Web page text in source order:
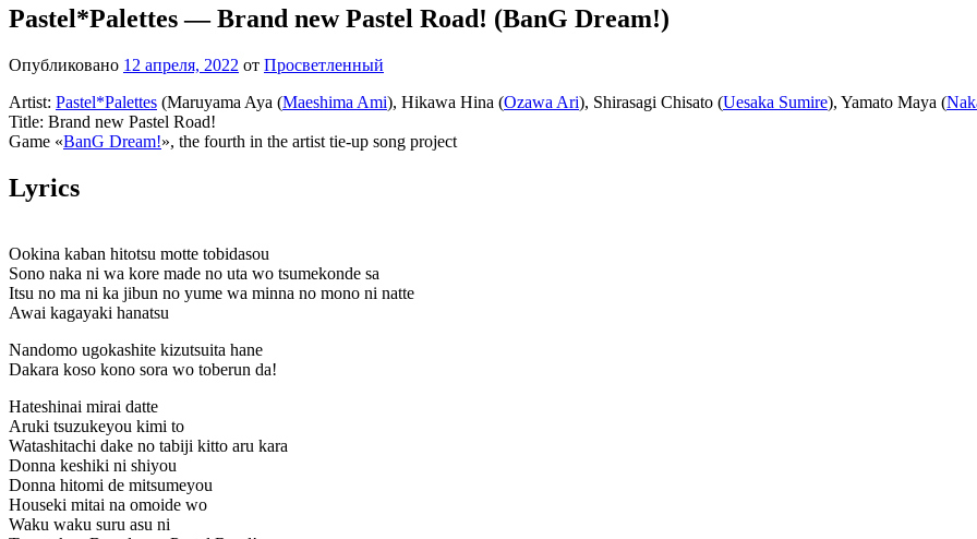
Pastel*Palettes — Brand new Pastel Road! (BanG Dream!)
Опубликовано 12 апреля, 2022 от Просветленный
Artist: Pastel*Palettes (Maruyama Aya (Maeshima Ami), Hikawa Hina (Ozawa Ari), Shirasagi Chisato (Uesaka Sumire), Yamato Maya (
Title: Brand new Pastel Road!
Game «BanG Dream!», the fourth in the artist tie-up song project
Lyrics
Ookina kaban hitotsu motte tobidasou
Sono naka ni wa kore made no uta wo tsumekonde sa
Itsu no ma ni ka jibun no yume wa minna no mono ni natte
Awai kagayaki hanatsu
Nandomo ugokashite kizutsuita hane
Dakara koso kono sora wo toberun da!
Hateshinai mirai datte
Aruki tsuzukeyou kimi to
Watashitachi dake no tabiji kitto aru kara
Donna keshiki ni shiyou
Donna hitomi de mitsumeyou
Houseki mitai na omoide wo
Waku waku suru asu ni